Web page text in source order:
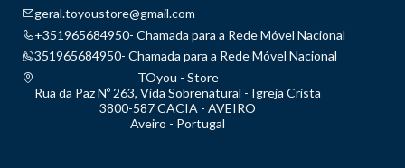
geral.toyoustore@gmail.com
+351965684950- Chamada para a Rede Móvel Nacional
351965684950- Chamada para a Rede Móvel Nacional
TOyou - Store
Rua da Paz Nº 263, Vida Sobrenatural - Igreja Crista
3800-587 CACIA - AVEIRO
Aveiro - Portugal